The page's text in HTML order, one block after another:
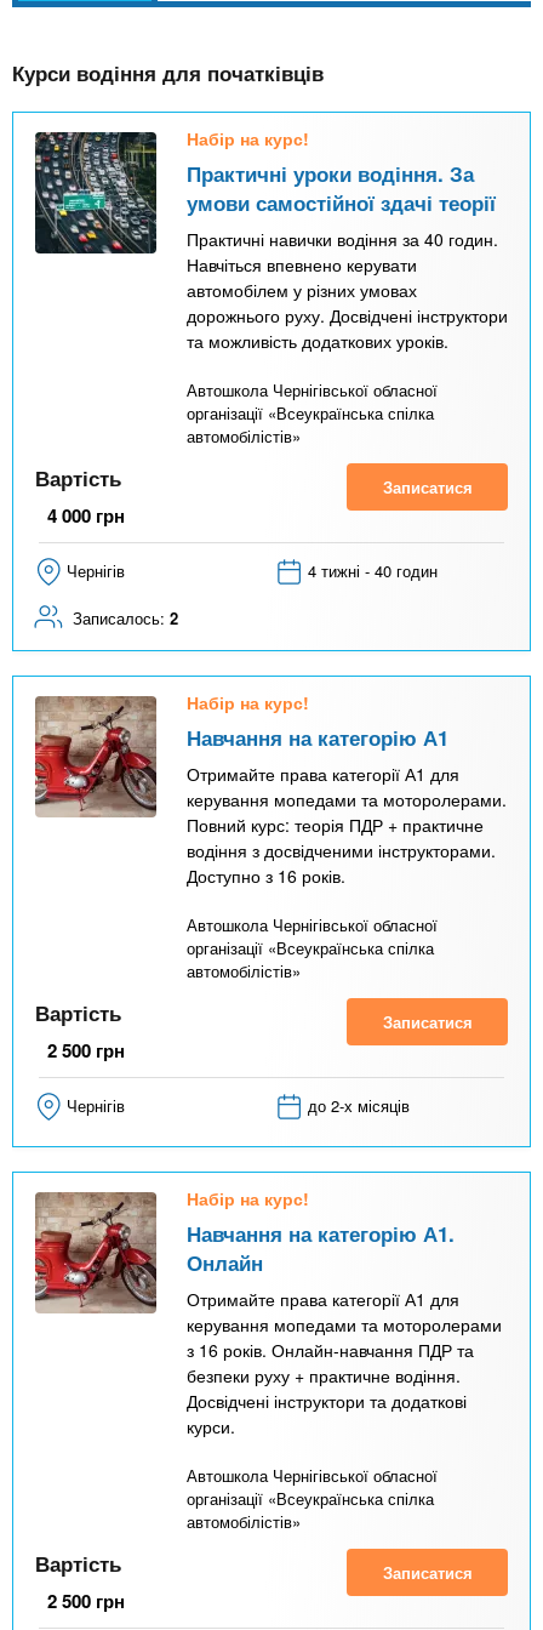
l
т
и
в
н
а
в
а
)
Курси водіння для початківців
Набір на курс!
Практичні уроки водіння. За
умови самостійної здачі теорії
Практичні навички водіння за 40 годин.
Навчіться впевнено керувати
автомобілем у різних умовах
дорожнього руху. Досвідчені інструктори
та можливість додаткових уроків.
Автошкола Чернігівської обласної
організації «Всеукраїнська спілка
автомобілістів»
Вартість
4 000 грн
Записатися
Чернігів 4 тижні - 40 годин
Записалось: 2
Набір на курс!
Навчання на категорію А1
Отримайте права категорії А1 для
керування мопедами та моторолерами.
Повний курс: теорія ПДР + практичне
водіння з досвідченими інструкторами.
Доступно з 16 років.
Автошкола Чернігівської обласної
організації «Всеукраїнська спілка
автомобілістів»
Вартість
2 500 грн
Записатися
Чернігів до 2-х місяців
Набір на курс!
Навчання на категорію А1.
Онлайн
Отримайте права категорії А1 для
керування мопедами та моторолерами
з 16 років. Онлайн-навчання ПДР та
безпеки руху + практичне водіння.
Досвідчені інструктори та додаткові
курси.
Автошкола Чернігівської обласної
організації «Всеукраїнська спілка
автомобілістів»
Вартість
2 500 грн
Записатися